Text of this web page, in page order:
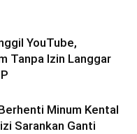
YouTube,
Tanpa Izin Langgar
Minum Kental
Sarankan Ganti